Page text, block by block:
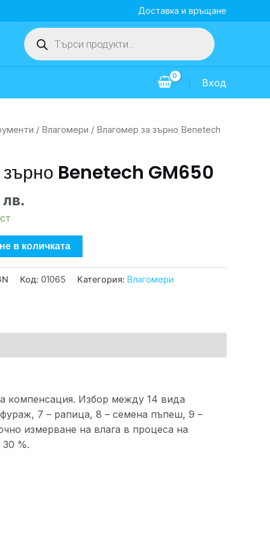
Доставка и връщане
Products
search
Вход
/ Влагомери / Влагомер за зърно Benetech
зърно Benetech GM650
в количката
Код: 01065 Категория: Влагомери
компенсация. Избор между 14 вида
7 – рапица, 8 – семена пъпеш, 9 –
измерване на влага в процеса на
30 %.